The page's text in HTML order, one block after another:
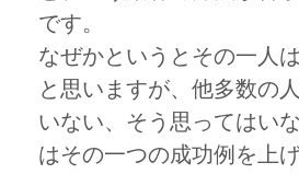
です。
なぜかというとその一人
と思いますが、他多数の
いない、そう思ってはい
はその一つの成功例を上